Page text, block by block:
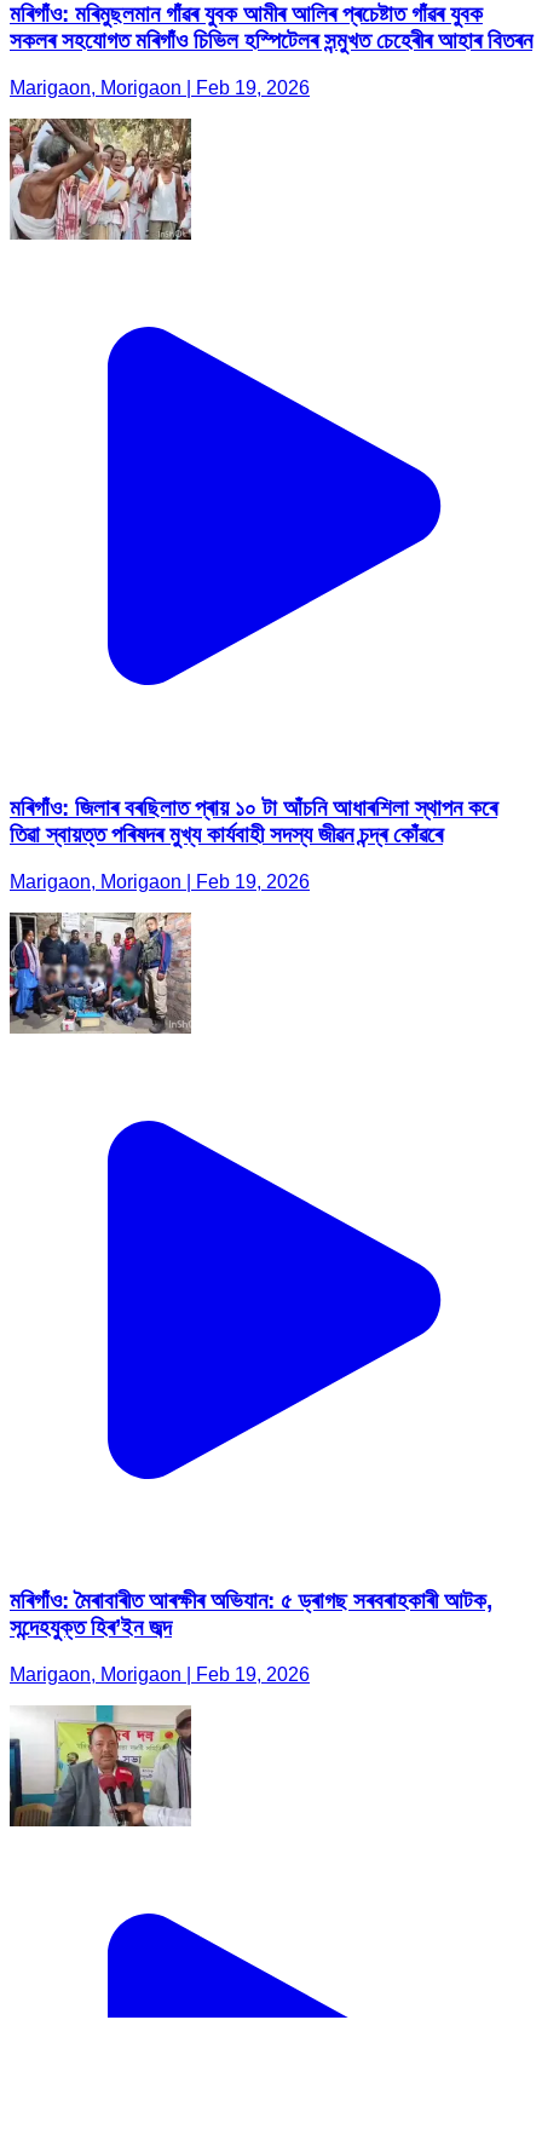
মৰিগাঁও: মৰিমুছলমান গাঁৱৰ যুবক আমীৰ আলিৰ প্ৰচেষ্টাত গাঁৱৰ যুবক
সকলৰ সহযোগত মৰিগাঁও চিভিল হস্পিটেলৰ সন্মুখত চেহেৰীৰ আহাৰ বিতৰন
Marigaon, Morigaon | Feb 19, 2026
মৰিগাঁও: জিলাৰ বৰছিলাত প্ৰায় ১০ টা আঁচনি আধাৰশিলা স্থাপন কৰে
তিৱা স্বায়ত্ত পৰিষদৰ মুখ্য কাৰ্যবাহী সদস্য জীৱন চন্দ্ৰ কোঁৱৰে
Marigaon, Morigaon | Feb 19, 2026
মৰিগাঁও: মৈৰাবাৰীত আৰক্ষীৰ অভিযান: ৫ ড্ৰাগছ সৰবৰাহকাৰী আটক,
সন্দেহযুক্ত হিৰ’ইন জব্দ
Marigaon, Morigaon | Feb 19, 2026